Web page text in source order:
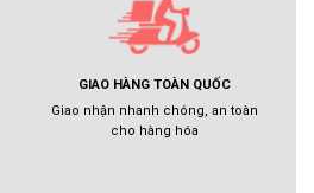
GIAO HÀNG TOÀN QUỐC
Giao nhận nhanh chóng, an toàn
cho hàng hóa